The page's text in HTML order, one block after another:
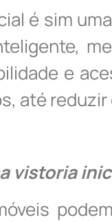
é sim
e
até
vistoria